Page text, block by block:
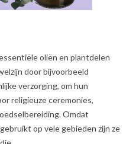
oliën en plantdelen
door bijvoorbeeld
verzorging, om hun
religieuze ceremonies,
Omdat
op vele gebieden zijn ze